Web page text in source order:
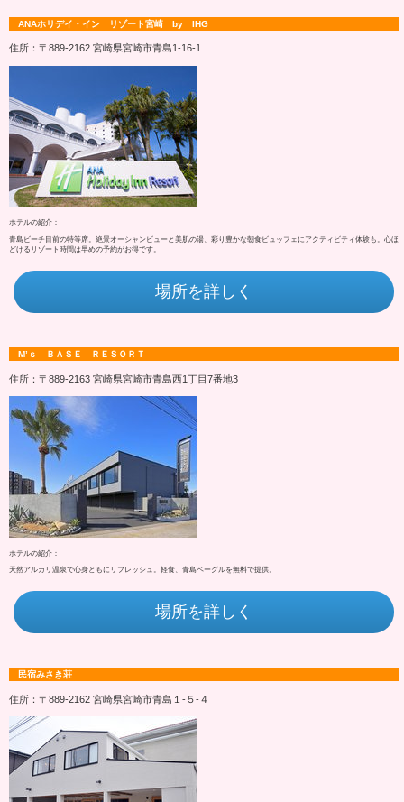
ANAホリデイ・イン リゾート宮崎 by IHG
住所：〒889-2162 宮崎県宮崎市青島1-16-1
ホテルの紹介：
青島ビーチ目前の特等席。絶景オーシャンビューと美肌の湯、彩り豊かな朝食ビュッフェにアクティビティ体験も。心ほ
どけるリゾート時間は早めの予約がお得です。
場所を詳しく
M’ｓ ＢＡＳＥ ＲＥＳＯＲＴ
住所：〒889-2163 宮崎県宮崎市青島西1丁目7番地3
ホテルの紹介：
天然アルカリ温泉で心身ともにリフレッシュ。軽食、青島ベーグルを無料で提供。
場所を詳しく
民宿みさき荘
住所：〒889-2162 宮崎県宮崎市青島１‐５‐４